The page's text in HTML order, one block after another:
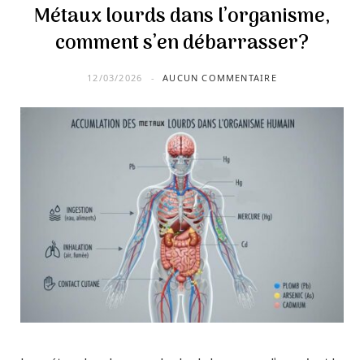
Métaux lourds dans l’organisme,
comment s’en débarrasser?
12/03/2026 AUCUN COMMENTAIRE